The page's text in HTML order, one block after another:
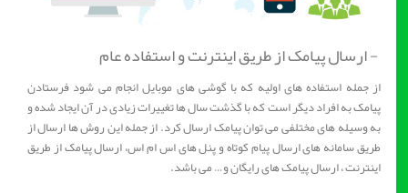
- ارسال پیامک از طریق اینترنت و استفاده عام
از جمله استفاده های اولیه که با گوشی های موبایل انجام می شود فرستادن
پیامک به افراد دیگر است که با گذشت سال ها تغییرات زیادی در آن ایجاد شده و
به وسیله های مختلفی می توان پیامک ارسال کرد. از جمله این روش ها ارسال از
طریق سامانه های ارسال پیام کوتاه و پنل های اس ام اس، ارسال پیامک از طریق
اینترنت ، ارسال پیامک های رایگان و… می باشد.